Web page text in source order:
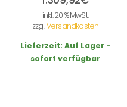
inkl. 20 % MwSt.
zzgl.Versandkosten
Lieferzeit: Auf Lager -
sofort verfügbar